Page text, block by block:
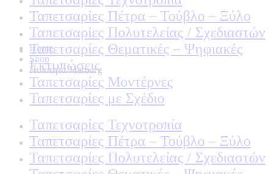
Home
Shop
Ποιοτητα Marburg
Ταπετσαρίες Πέτρα – Τούβλο – Ξύλο
Ταπετσαρίες Πολυτελείας / Σχεδιαστών
Ταπετσαρίες Θεματικές – Ψηφιακές
Εκτυπώσεις
Ταπετσαρίες Μοντέρνες
Ταπετσαρίες με Σχέδιο
Ταπετσαρίες Τεχνοτροπία
Ταπετσαρίες Πέτρα – Τούβλο – Ξύλο
Ταπετσαρίες Πολυτελείας / Σχεδιαστών